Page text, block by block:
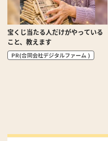
宝くじ当たる人だけがやっている
こと、教えます
PR(合同会社デジタルファーム )